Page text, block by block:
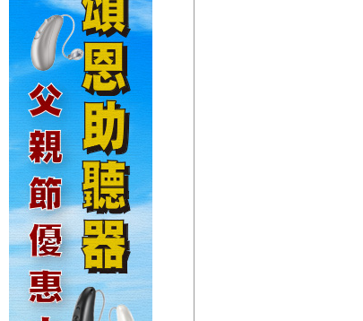
)活力DJ-阿娟
【HitFm正在進行】
(北部)
活力DJ-阿娟
】
)活力DJ-阿娟